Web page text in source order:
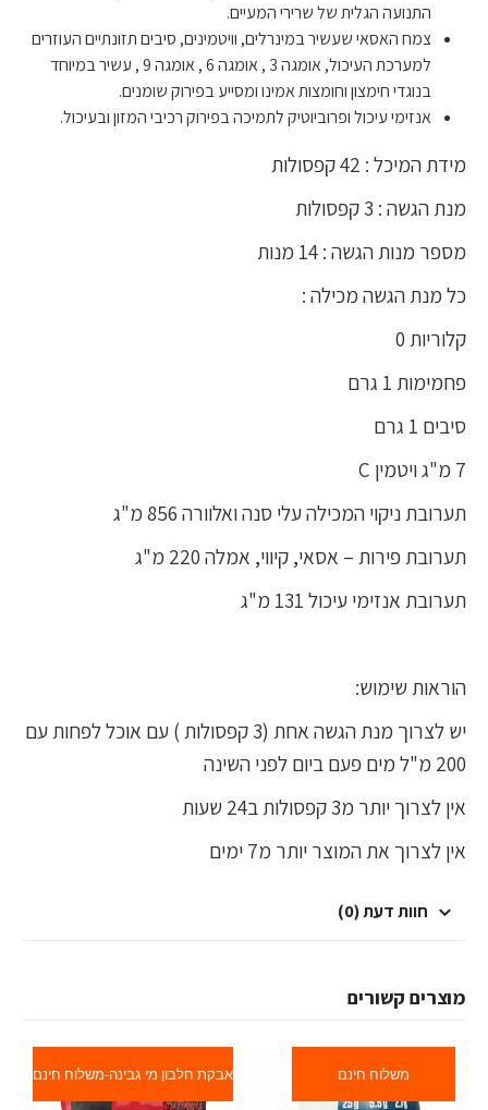
התנועה הגלית של שרירי המעיים.
צמח האסאי שעשיר במינרלים, וויטמינים, סיבים תזונתיים העוזרים
למערכת העיכול, אומגה 3 , אומגה 6 , אומגה 9 , עשיר במיוחד
בנוגדי חימצון וחומצות אמינו ומסייע בפירוק שומנים.
אנזימי עיכול ופרוביוטיק לתמיכה בפירוק רכיבי המזון ובעיכול.
מידת המיכל : 42 קפסולות
מנת הגשה : 3 קפסולות
מספר מנות הגשה : 14 מנות
כל מנת הגשה מכילה :
קלוריות 0
פחמימות 1 גרם
סיבים 1 גרם
7 מ"ג ויטמין C
תערובת ניקוי המכילה עלי סנה ואלוורה 856 מ"ג
תערובת פירות – אסאי, קיווי, אמלה 220 מ"ג
תערובת אנזימי עיכול 131 מ"ג
הוראות שימוש:
יש לצרוך מנת הגשה אחת (3 קפסולות ) עם אוכל לפחות עם
200 מ"ל מים פעם ביום לפני השינה
אין לצרוך יותר מ3 קפסולות ב24 שעות
אין לצרוך את המוצר יותר מ7 ימים
חוות דעת (0)
מוצרים קשורים
משלוח חינם אבקת חלבון מי גבינה-משלוח חינם